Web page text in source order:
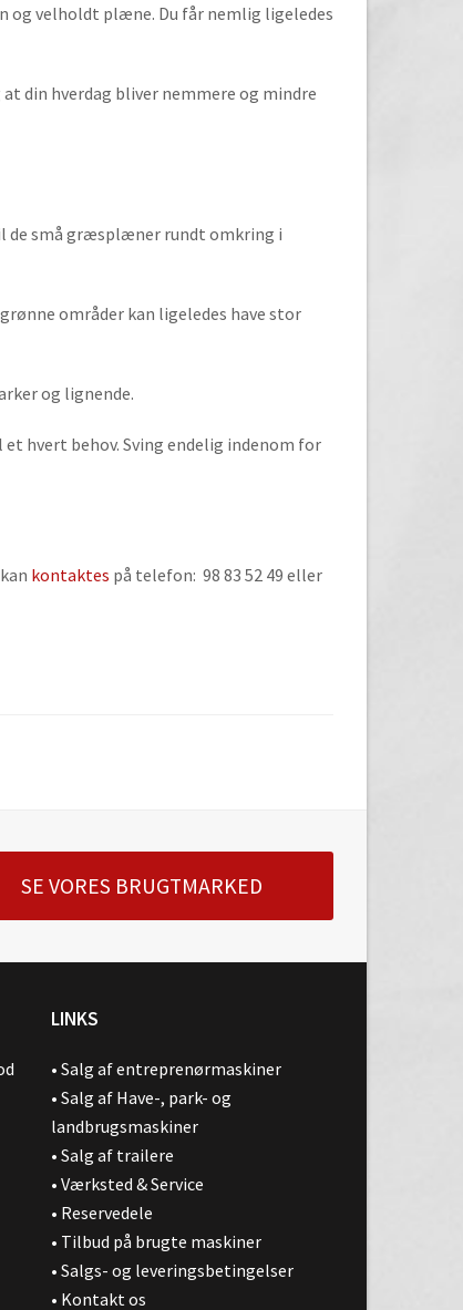
og velholdt plæne. Du får nemlig ligeledes
din hverdag bliver nemmere og mindre
de små græsplæner rundt omkring i
områder kan ligeledes have stor
og lignende.
hvert behov. Sving endelig indenom for
kontaktes på telefon: 98 83 52 49 eller
SE VORES BRUGTMARKED
LINKS
• Salg af entreprenørmaskiner
• Salg af Have-, park- og
landbrugsmaskiner
• Salg af trailere
• Værksted & Service
• Reservedele
• Tilbud på brugte maskiner
• Salgs- og leveringsbetingelser
• Kontakt os